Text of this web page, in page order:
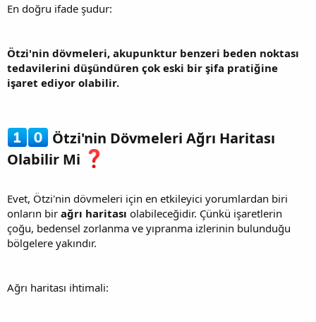
En doğru ifade şudur:
Ötzi'nin dövmeleri, akupunktur benzeri beden noktası
tedavilerini düşündüren çok eski bir şifa pratiğine
işaret ediyor olabilir.
Ötzi'nin Dövmeleri Ağrı Haritası
Olabilir Mi
Evet, Ötzi'nin dövmeleri için en etkileyici yorumlardan biri
onların bir ağrı haritası olabileceğidir. Çünkü işaretlerin
çoğu, bedensel zorlanma ve yıpranma izlerinin bulunduğu
bölgelere yakındır.
Ağrı haritası ihtimali: